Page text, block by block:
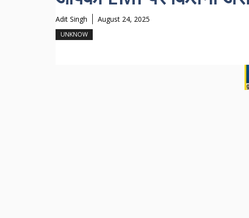
Adit Singh August 24, 2025
UNKNOW